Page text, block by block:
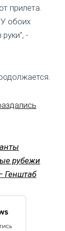
прилета.
обоих
-
рубежи
Генштаб